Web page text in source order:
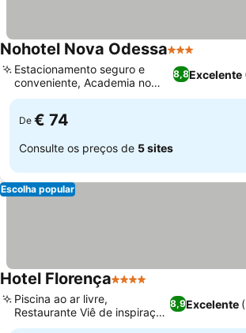
Nohotel Nova Odessa3 Estrelas
8,8Excelente
Estacionamento seguro e
conveniente, Academia no
local
De € 74
Consulte os preços de 5 sites
Escolha popular
Hotel Florença4 Estrelas
8,9Excelente
Piscina ao ar livre,
Restaurante Viê de inspiração
italiana